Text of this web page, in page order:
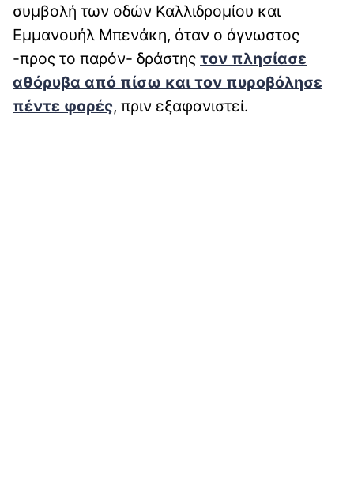
συμβολή των οδών Καλλιδρομίου και
Εμμανουήλ Μπενάκη, όταν ο άγνωστος
-προς το παρόν- δράστης τον πλησίασε
αθόρυβα από πίσω και τον πυροβόλησε
πέντε φορές, πριν εξαφανιστεί.